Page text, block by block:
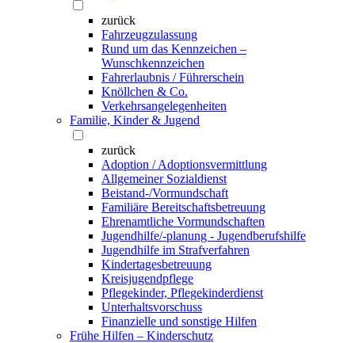
zurück
Fahrzeugzulassung
Rund um das Kennzeichen –
Wunschkennzeichen
Fahrerlaubnis / Führerschein
Knöllchen & Co.
Verkehrsangelegenheiten
Familie, Kinder & Jugend
zurück
Adoption / Adoptionsvermittlung
Allgemeiner Sozialdienst
Beistand-/Vormundschaft
Familiäre Bereitschaftsbetreuung
Ehrenamtliche Vormundschaften
Jugendhilfe/-planung - Jugendberufshilfe
Jugendhilfe im Strafverfahren
Kindertagesbetreuung
Kreisjugendpflege
Pflegekinder, Pflegekinderdienst
Unterhaltsvorschuss
Finanzielle und sonstige Hilfen
Frühe Hilfen – Kinderschutz